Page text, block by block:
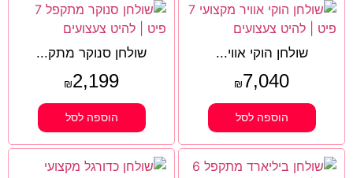
שולחן הוקי אווי...
₪7,040
הוספה לסל
שולחן סנוקר מתק...
₪2,199
הוספה לסל